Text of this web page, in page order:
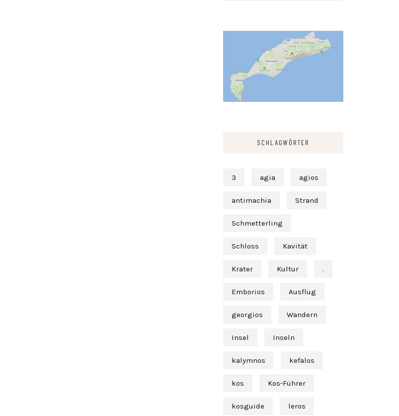
SCHLAGWÖRTER
3 agia agios
antimachia Strand
Schmetterling
Schloss Kavität
Krater Kultur .
Emborios Ausflug
georgios Wandern
Insel Inseln
kalymnos kefalos
kos Kos-Führer
kosguide leros